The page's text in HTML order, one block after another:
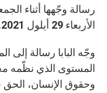
رسالة وجّهها أثناء
الأربعاء 29 أيلول 2021.
وجّه البابا رسالة إلى
المستوى الذي نظّمه
وحقوق الإنسان،